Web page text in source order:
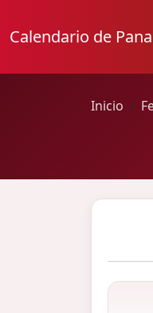
Calendario de
Inicio